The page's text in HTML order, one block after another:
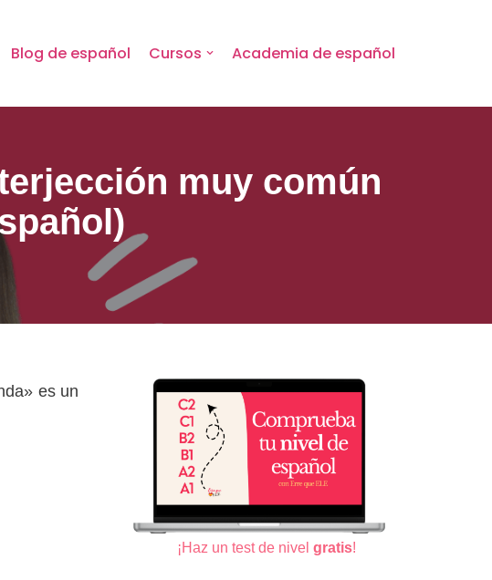
Blog de español Cursos Academia de español
muy común
es un
¡Haz un test de nivel gratis!